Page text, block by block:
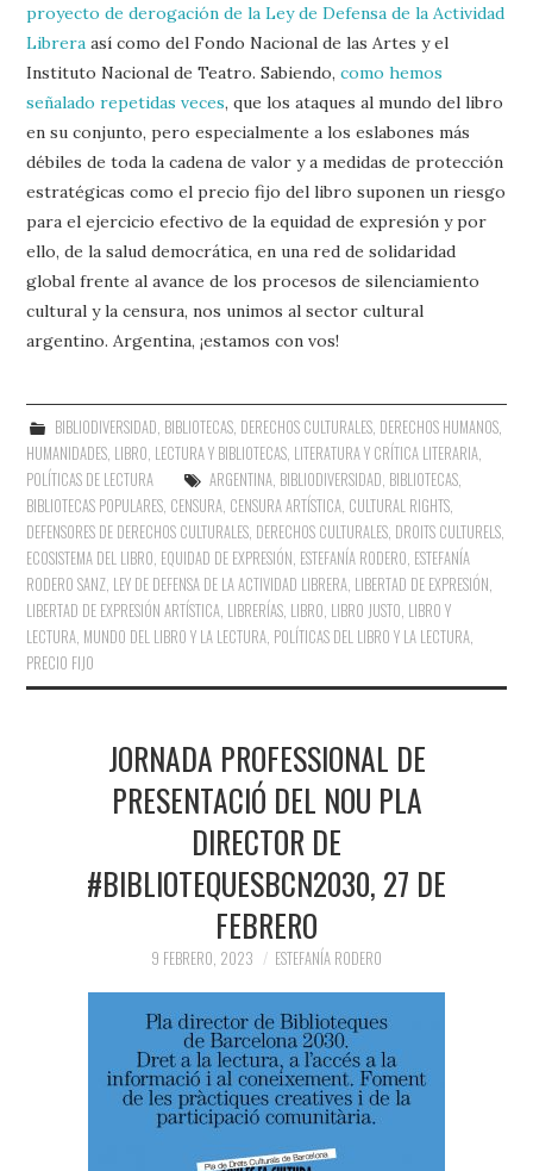
proyecto de derogación de la Ley de Defensa de la Actividad
Librera así como del Fondo Nacional de las Artes y el
Instituto Nacional de Teatro. Sabiendo,como hemos
señalado repetidas veces, que los ataques al mundo del libro
en su conjunto, pero especialmente a los eslabones más
débiles de toda la cadena de valor y a medidas de protección
estratégicas como el precio fijo del libro suponen un riesgo
para el ejercicio efectivo de la equidad de expresión y por
ello, de la salud democrática, en una red de solidaridad
global frente al avance de los procesos de silenciamiento
cultural y la censura, nos unimos al sector cultural
argentino. Argentina, ¡estamos con vos!
BIBLIODIVERSIDAD BIBLIOTECAS, DERECHOS CULTURALES, DERECHOS HUMANOS,
HUMANIDADES LIBRO, LECTURA Y BIBLIOTECAS LITERATURA Y CRÍTICA LITERARIA
POLÍTICAS DE LECTURA
ARGENTINA, BIBLIODIVERSIDAD BIBLIOTECAS,
BIBLIOTECAS POPULARES CENSURA CENSURA ARTÍSTICA CULTURAL RIGHTS
DEFENSORES DE DERECHOS CULTURALES DERECHOS CULTURALES DROITS CULTURELS
ECOSISTEMA DEL LIBRO EQUIDAD DE EXPRESIÓN ESTEFANÍA RODERO ESTEFANÍA
RODERO SANZ LEY DE DEFENSA DE LA ACTIVIDAD LIBRERA LIBERTAD DE EXPRESIÓN
LIBERTAD DE EXPRESIÓN ARTÍSTICA LIBRERÍAS LIBRO LIBRO JUSTO LIBRO Y
LECTURA MUNDO DEL LIBRO Y LA LECTURA POLÍTICAS DEL LIBRO Y LA LECTURA
PRECIO FIJO
JORNADA PROFESSIONAL DE
PRESENTACIÓ DEL NOU PLA
DIRECTOR DE
#BIBLIOTEQUESBCN2030, 27 DE
FEBRERO
9 FEBRERO, 2023 ESTEFANÍA RODERO